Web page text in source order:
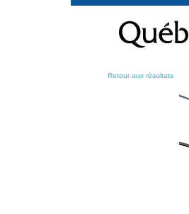
contenu
Retour aux résultats